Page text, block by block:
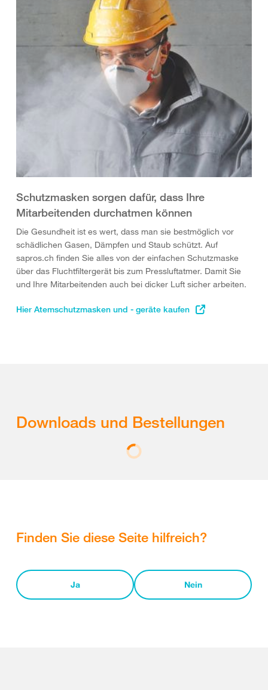
Schutzmasken sorgen dafür, dass Ihre
Mitarbeitenden durchatmen können
Die Gesundheit ist es wert, dass man sie bestmöglich vor
schädlichen Gasen, Dämpfen und Staub schützt. Auf
sapros.ch finden Sie alles von der einfachen Schutzmaske
über das Fluchtfiltergerät bis zum Pressluftatmer. Damit Sie
und Ihre Mitarbeitenden auch bei dicker Luft sicher arbeiten.
Hier Atemschutzmasken und - geräte kaufen
Downloads und Bestellungen
Finden Sie diese Seite hilfreich?
Ja Nein